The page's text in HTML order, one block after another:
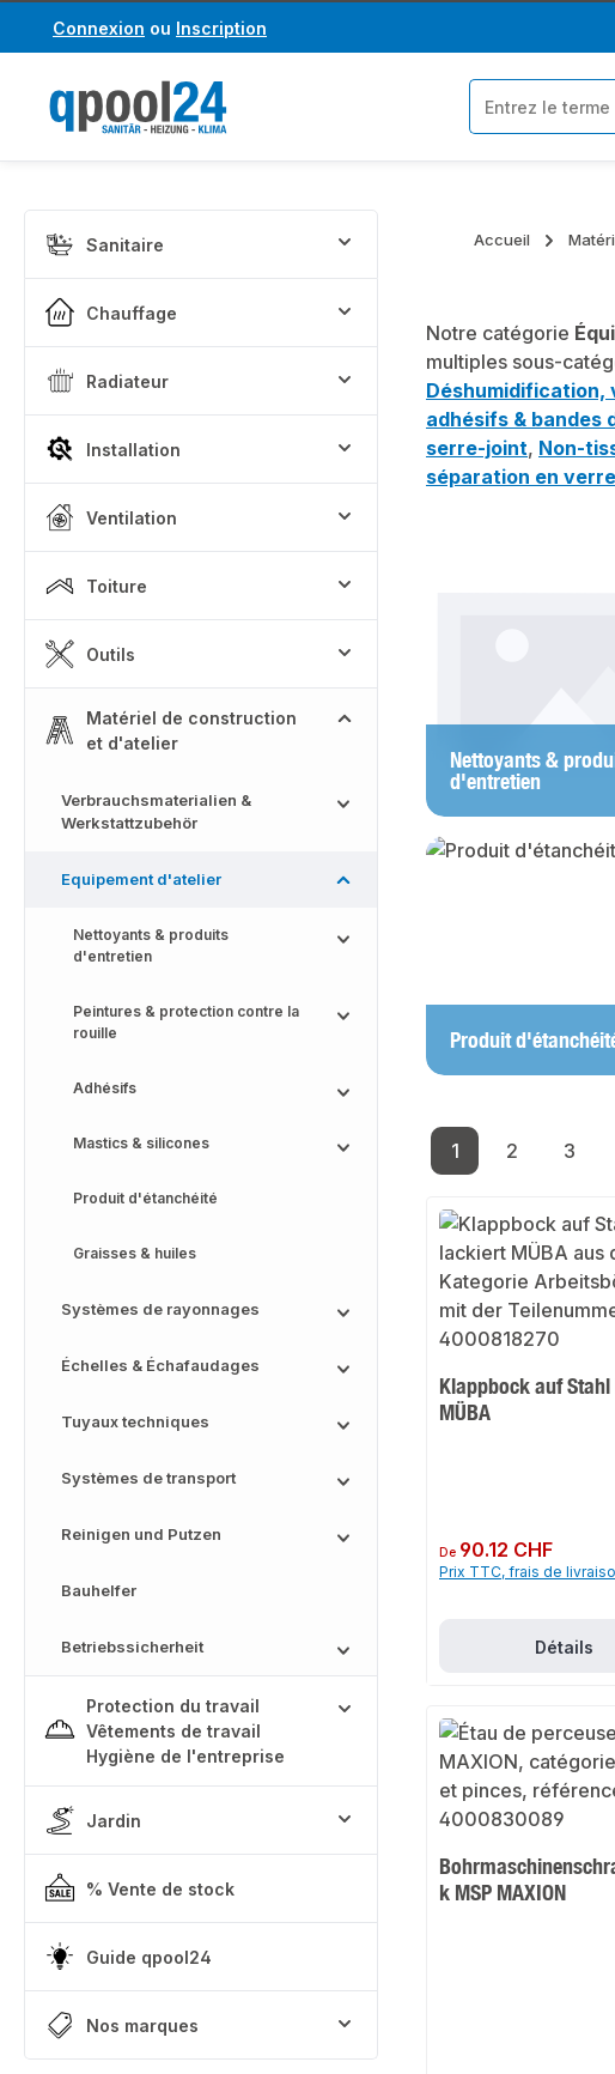
au contenu principal
Passer à la recherche
Connexion ou Inscription
Sanitaire
Chauffage
Radiateur
Installation
Ventilation
Toiture
Outils
Matériel de construction
et d'atelier
Verbrauchsmaterialien &
Werkstattzubehör
Equipement d'atelier
Nettoyants & produits
d'entretien
Peintures & protection contre la
rouille
Adhésifs
Mastics & silicones
Produit d'étanchéité
Graisses & huiles
Systèmes de rayonnages
Échelles & Échafaudages
Tuyaux techniques
Systèmes de transport
Reinigen und Putzen
Bauhelfer
Betriebssicherheit
Protection du travail
Vêtements de travail
Hygiène de l'entreprise
Jardin
% Vente de stock
Guide qpool24
Nos marques
Accueil
Notre catégorie
multiples sous-
adhésifs & bandes
serre-joint, Non-
séparation en
Nettoyants &
d'entretien
Produit
Page
1
Page
2
Page
3
Klappbock auf
MÜBA
Prix régulier :
De 90.12 CHF
Prix TTC, frais de
Détails
k MSP MAXION